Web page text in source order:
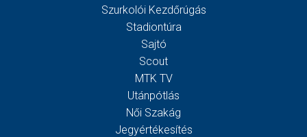
Szurkolói Kezdőrúgás
Stadiontúra
Sajtó
Scout
MTK TV
Utánpótlás
Női Szakág
Jegyértékesítés